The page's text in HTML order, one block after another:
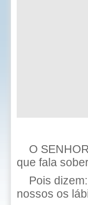
O
que fala
Pois
nossos os